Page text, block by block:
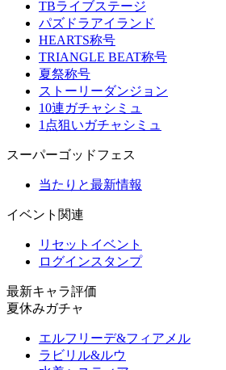
TBライブステージ
パズドラアイランド
HEARTS称号
TRIANGLE BEAT称号
夏祭称号
ストーリーダンジョン
10連ガチャシミュ
1点狙いガチャシミュ
スーパーゴッドフェス
当たりと最新情報
イベント関連
リセットイベント
ログインスタンプ
最新キャラ評価
夏休みガチャ
エルフリーデ&フィアメル
ラビリル&ルウ